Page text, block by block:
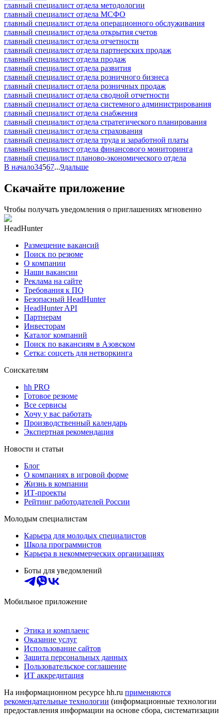
главный специалист отдела методологии
главный специалист отдела МСФО
главный специалист отдела операционного обслуживания
главный специалист отдела открытия счетов
главный специалист отдела отчетности
главный специалист отдела партнерских продаж
главный специалист отдела продаж
главный специалист отдела развития
главный специалист отдела розничного бизнеса
главный специалист отдела розничных продаж
главный специалист отдела сводной отчетности
главный специалист отдела системного администрирования
главный специалист отдела снабжения
главный специалист отдела стратегического планирования
главный специалист отдела страхования
главный специалист отдела труда и заработной платы
главный специалист отдела финансового мониторинга
главный специалист планово-экономического отдела
В начало34567...9дальше
Скачайте приложение
Чтобы получать уведомления о приглашениях мгновенно
HeadHunter
Размещение вакансий
Поиск по резюме
О компании
Наши вакансии
Реклама на сайте
Требования к ПО
Безопасный HeadHunter
HeadHunter API
Партнерам
Инвесторам
Каталог компаний
Поиск по вакансиям в Азовском
Сетка: соцсеть для нетворкинга
Соискателям
hh PRO
Готовое резюме
Все сервисы
Хочу у вас работать
Производственный календарь
Экспертная рекомендация
Новости и статьи
Блог
О компаниях в игровой форме
Жизнь в компании
ИТ-проекты
Рейтинг работодателей России
Молодым специалистам
Карьера для молодых специалистов
Школа программистов
Карьера в некоммерческих организациях
Боты для уведомлений
Мобильное приложение
Этика и комплаенс
Оказание услуг
Использование сайтов
Защита персональных данных
Пользовательское соглашение
ИТ аккредитация
На информационном ресурсе hh.ru применяются
рекомендательные технологии (информационные технологии
предоставления информации на основе сбора, систематизации